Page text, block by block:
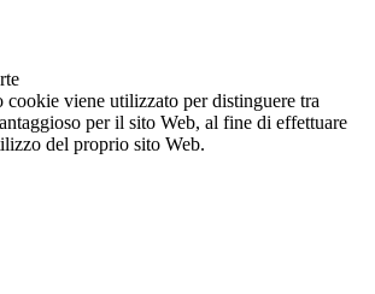
cookie viene utilizzato per distinguere tra
per il sito Web, al fine di effettuare
del proprio sito Web.